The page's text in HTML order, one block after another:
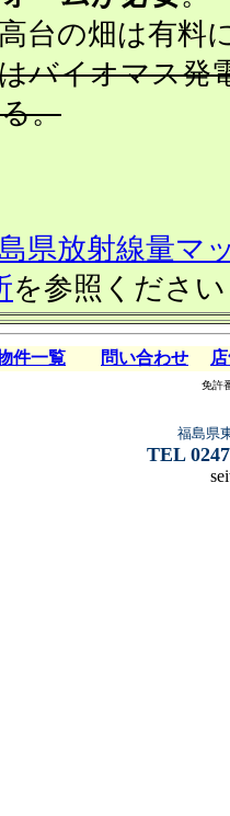
台の畑は有料
バイオマス発
。
県放射線量マ
を参照ください
件一覧 問い合わせ
免許
福島県
TEL